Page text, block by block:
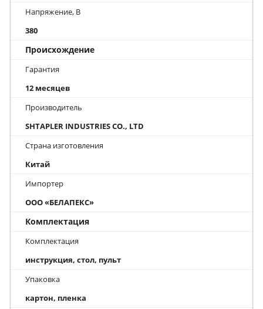
Напряжение, В
380
Происхождение
Гарантия
12 месяцев
Производитель
SHTAPLER INDUSTRIES CO., LTD
Страна изготовления
Китай
Импортер
ООО «БЕЛАПЕКС»
Комплектация
Комплектация
инструкция, стол, пульт
Упаковка
картон, пленка